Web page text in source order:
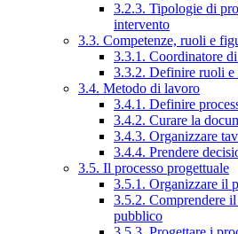
3.2.3. Tipologie di
intervento
3.3. Competenze, ruoli e
3.3.1. Coordinatore
3.3.2. Definire ruoli e
3.4. Metodo di lavoro
3.4.1. Definire
3.4.2. Curare la
3.4.3. Organizzare
3.4.4. Prendere
3.5. Il processo progettuale
3.5.1. Organizzare il
3.5.2. Comprendere
pubblico